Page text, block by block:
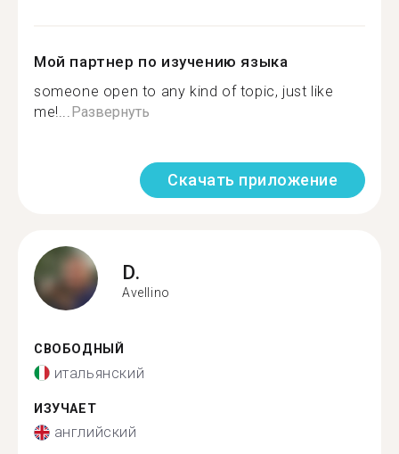
Мой партнер по изучению языка
someone open to any kind of topic, just like
me!...Развернуть
Скачать приложение
D.
Avellino
СВОБОДНЫЙ
итальянский
ИЗУЧАЕТ
английский